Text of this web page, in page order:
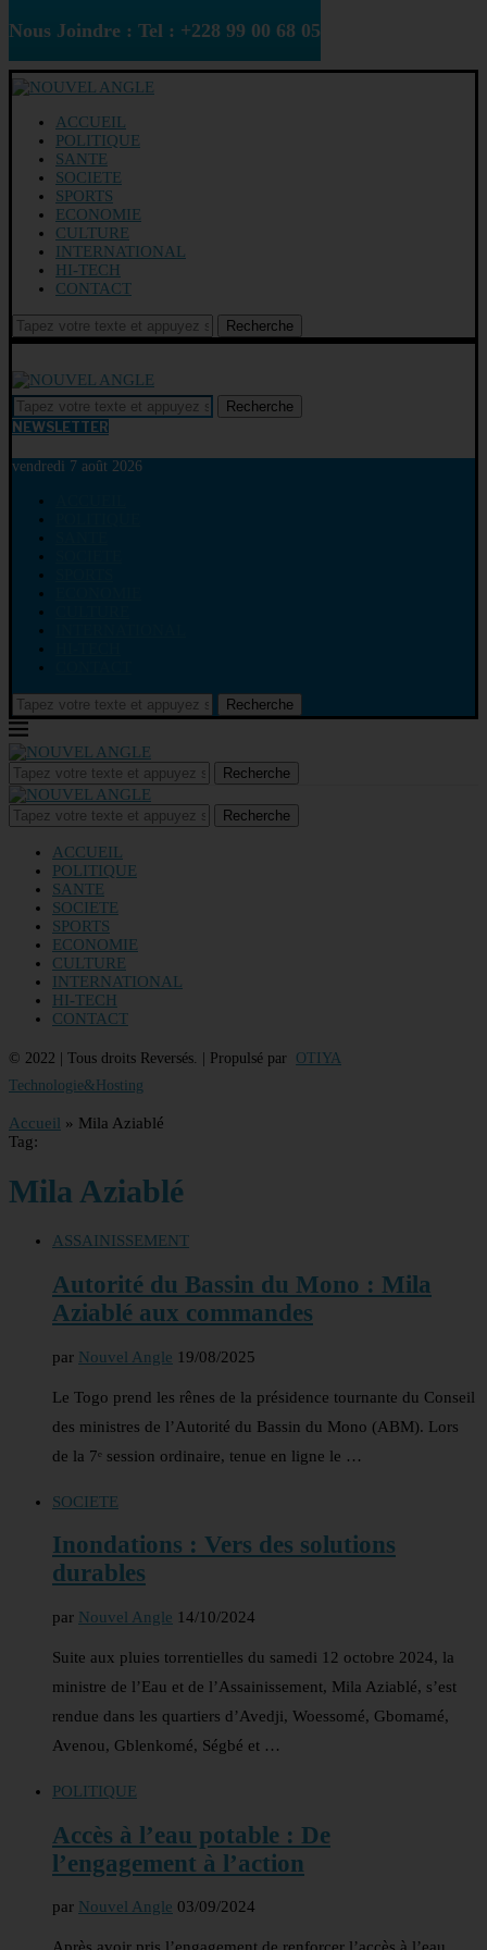
Nous Joindre : Tel : +228 99 00 68 05
ACCUEIL
POLITIQUE
SANTE
SOCIETE
SPORTS
ECONOMIE
CULTURE
INTERNATIONAL
HI-TECH
CONTACT
Recherche
Recherche
NEWSLETTER
vendredi 7 août 2026
Recherche
Recherche
Recherche
ACCUEIL
POLITIQUE
SANTE
SOCIETE
SPORTS
ECONOMIE
CULTURE
INTERNATIONAL
HI-TECH
CONTACT
© 2022 | Tous droits Reversés. | Propulsé par OTIYA
Technologie&Hosting
Accueil » Mila Aziablé
Tag:
Mila Aziablé
ASSAINISSEMENT
Autorité du Bassin du Mono : Mila
Aziablé aux commandes
par Nouvel Angle 19/08/2025
Le Togo prend les rênes de la présidence tournante du Conseil
des ministres de l’Autorité du Bassin du Mono (ABM). Lors
de la 7ᵉ session ordinaire, tenue en ligne le …
SOCIETE
Inondations : Vers des solutions
durables
par Nouvel Angle 14/10/2024
Suite aux pluies torrentielles du samedi 12 octobre 2024, la
ministre de l’Eau et de l’Assainissement, Mila Aziablé, s’est
rendue dans les quartiers d’Avedji, Woessomé, Gbomamé,
Avenou, Gblenkomé, Ségbé et …
POLITIQUE
Accès à l’eau potable : De
l’engagement à l’action
par Nouvel Angle 03/09/2024